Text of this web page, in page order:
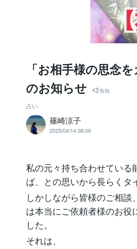
「お相手様の思念
のお知らせ
告知
占い
篠崎涼子
2025/04/14 08:09
私の元々持ち合わせている
ば、との思いから長らくタ
しかしながら皆様のご相
は本当にご依頼者様のお役
した。
それは、